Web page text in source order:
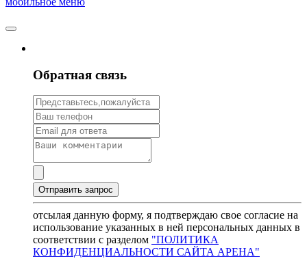
Обратная связь
отсылая данную форму, я подтверждаю свое согласие на
использование указанных в ней персональных данных в
соответствии с разделом "ПОЛИТИКА
КОНФИДЕНЦИАЛЬНОСТИ САЙТА АРЕНА"